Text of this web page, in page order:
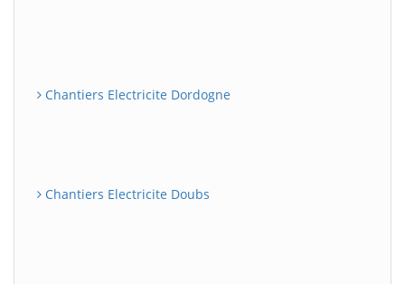
Chantiers Electricite Dordogne
Chantiers Electricite Doubs